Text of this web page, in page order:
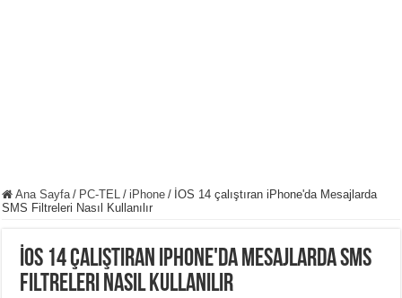
Ana Sayfa / PC-TEL / iPhone / İOS 14 çalıştıran iPhone'da Mesajlarda
SMS Filtreleri Nasıl Kullanılır
İOS 14 çalıştıran iPhone'da Mesajlarda SMS
Filtreleri Nasıl Kullanılır